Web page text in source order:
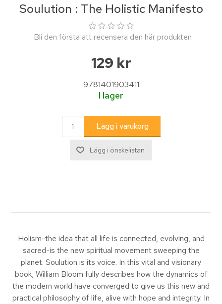
Soulution : The Holistic Manifesto
Bli den första att recensera den här produkten
129 kr
9781401903411
I lager
Holism-the idea that all life is connected, evolving, and
sacred-is the new spiritual movement sweeping the
planet. Soulution is its voice. In this vital and visionary
book, William Bloom fully describes how the dynamics of
the modern world have converged to give us this new and
practical philosophy of life, alive with hope and integrity. In